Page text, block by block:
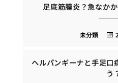
足底筋膜炎？急なか
未分類
ヘルパンギーナと手足口
う